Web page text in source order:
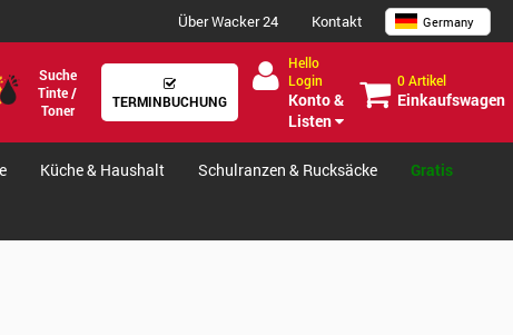
Über Wacker 24 Kontakt Germany
Suche
Tinte /
Toner
TERMINBUCHUNG
Hello
Login
Konto &
Listen
0 Artikel
Einkaufswagen
Küche & Haushalt Schulranzen & Rucksäcke Gratis